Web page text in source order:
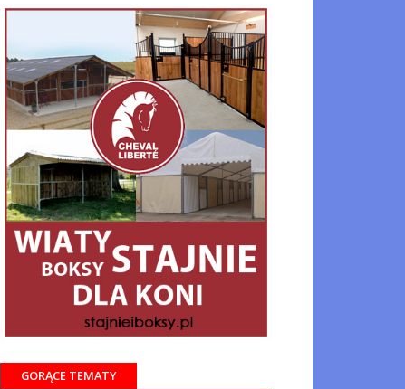
GORĄCE TEMATY